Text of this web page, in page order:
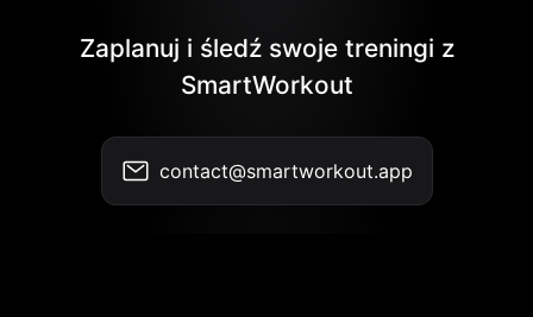
Zaplanuj i śledź swoje treningi z
SmartWorkout
contact@smartworkout.app